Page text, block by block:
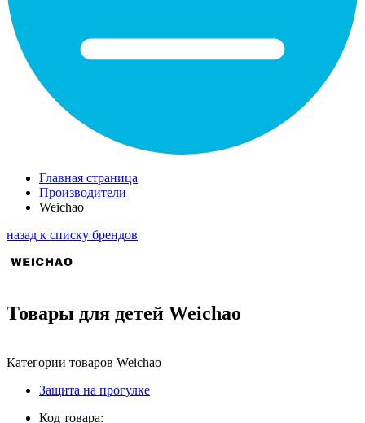
Главная страница
Производители
Weichao
назад к списку брендов
Товары для детей Weichao
Категории товаров Weichao
Защита на прогулке
Код товара: